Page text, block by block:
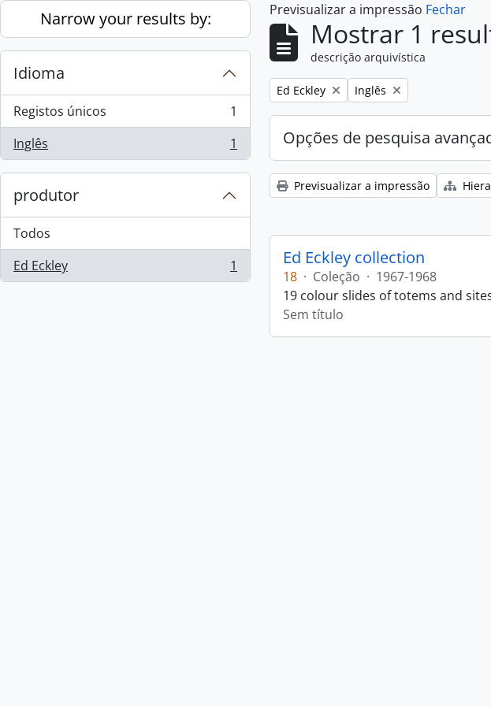
Skip to main content
Narrow your results by:
Idioma
Registos únicos
, 1 resultados
1
Inglês
, 1 resultados 1
produtor
Todos
Ed Eckley
, 1 resultados 1
Previsualizar a impressão Fechar
Mostrar 1
descrição arquivística
Remove filter:
Ed Eckley Remove filter:
Inglês
Opções de pesquisa
Previsualizar a impressão
Ed Eckley collection
18 · Coleção · 1967-1968
19 colour slides of totems and
Sem título